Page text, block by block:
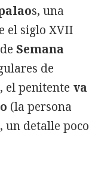
s, una
el siglo XVII
Semana
de
el penitente va
(la persona
un detalle poco